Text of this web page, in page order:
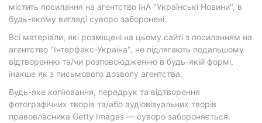
містить посилання на агентство ІнА "Українські Новини", в
будь-якому вигляді суворо заборонені.
Всі матеріали, які розміщені на цьому сайті з посиланням на
агентство "Інтерфакс-Україна", не підлягають подальшому
відтворенню та/чи розповсюдженню в будь-якій формі,
інакше як з письмового дозволу агентства.
Будь-яке копіювання, передрук та відтворення
фотографічних творів та/або аудіовізуальних творів
правовласника Getty Images — суворо забороняється.